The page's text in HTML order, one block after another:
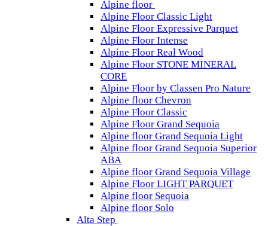
Alpine floor
Alpine Floor Classic Light
Alpine Floor Expressive Parquet
Alpine Floor Intense
Alpine Floor Real Wood
Alpine Floor STONE MINERAL
CORE
Alpine Floor by Classen Pro Nature
Alpine floor Chevron
Alpine Floor Classic
Alpine Floor Grand Sequoia
Alpine floor Grand Sequoia Light
Alpine floor Grand Sequoia Superior
ABA
Alpine floor Grand Sequoia Village
Alpine Floor LIGHT PARQUET
Alpine floor Sequoia
Alpine floor Solo
Alta Step